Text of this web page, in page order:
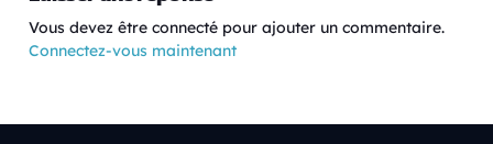
Vous devez être connecté pour ajouter un commentaire.
Connectez-vous maintenant